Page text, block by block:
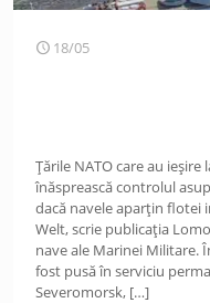
18/05
Țările NATO care au ieșire
înăsprească controlul
dacă navele aparțin flotei
Welt, scrie publicația
nave ale Marinei Militare.
fost pusă în serviciu
Severomorsk, […]